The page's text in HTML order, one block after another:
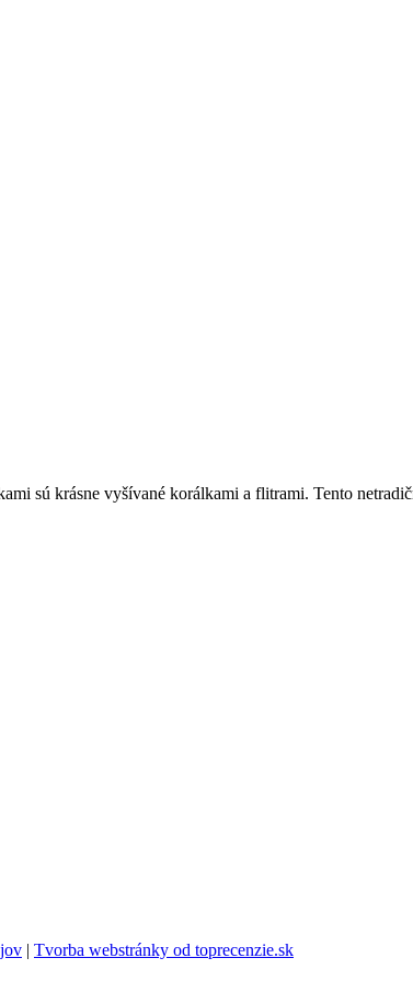
sú krásne vyšívané korálkami a flitrami. Tento
| Tvorba webstránky od toprecenzie.sk